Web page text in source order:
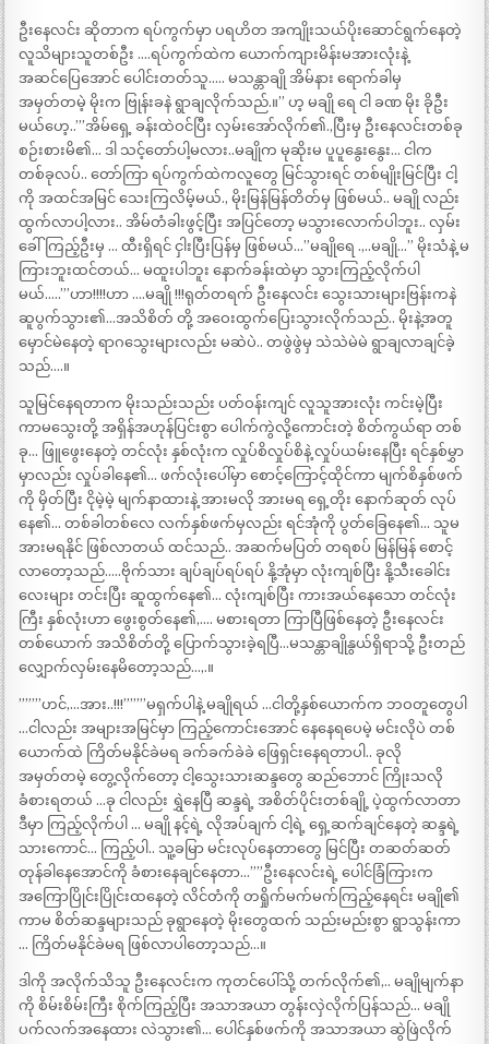
ဦးနေလင်း ဆိုတာက ရပ်ကွက်မှာ ပရဟိတ အကျိုးသယ်ပိုးဆောင်ရွက်နေတဲ့
လူသိများသူတစ်ဦး ….ရပ်ကွက်ထဲက ယောက်ကျားမိန်းမအားလုံးနဲ့
အဆင်ပြေအောင် ပေါင်းတတ်သူ….. မသန္တာချို အိမ်နား ရောက်ခါမှ
အမှတ်တမဲ့ မိုးက ဗြုန်းခနဲ ရွာချလိုက်သည်.။” ဟ့ မချို ရေ ငါ ခဏ မိုး ခိုဦး
မယ်ဟေ့..”’အိမ်ရှေ့ ခန်းထဲဝင်ပြီး လှမ်းအော်လိုက်၏.,ပြီးမှ ဦးနေလင်းတစ်ခု
စဉ်းစားမိ၏… ဒါ သင့်တော်ပါ့မလား..မချိုက မုဆိုးမ ပူပူနွေးနွေး… ငါက
တစ်ခုလပ်.. တော်ကြာ ရပ်ကွက်ထဲကလူတွေ မြင်သွားရင် တစ်မျိုးမြင်ပြီး ငါ့
ကို အထင်အမြင် သေးကြလိမ့်မယ်., မိုးမြန်မြန်တိတ်မှ ဖြစ်မယ်.. မချို လည်း
ထွက်လာပါ့လား.. အိမ်တံခါးဖွင့်ပြီး အပြင်တော့ မသွားလောက်ပါဘူး.. လှမ်း
ခေါ်ကြည့်ဦးမှ … ထီးရှိရင် ငှါးပြီးပြန်မှ ဖြစ်မယ်…”မချိုရေ .,..မချို…” မိုးသံနဲ့ မ
ကြားဘူးထင်တယ်… မထူးပါဘူး နောက်ခန်းထဲမှာ သွားကြည့်လိုက်ပါ
မယ်…..”’ဟာ!!!!ဟာ ….မချို !!!ရုတ်တရက် ဦးနေလင်း သွေးသားများဗြန်းကနဲ
ဆူပွက်သွား၏…အသိစိတ် တို့ အဝေးထွက်ပြေးသွားလိုက်သည်.. မိုးနဲ့အတူ
မှောင်မဲနေတဲ့ ရာဂသွေးများလည်း မဆဲပဲ.. တဖွဲဖွဲမှ သဲသဲမဲမဲ ရွာချလာချင်ခဲ့
သည်….။
သူမြင်နေရတာက မိုးသည်းသည်း ပတ်ဝန်းကျင် လူသူအားလုံး ကင်းမဲ့ပြီး
ကာမသွေးတို့ အရှိန်အဟုန်ပြင်းစွာ ပေါက်ကွဲလို့ကောင်းတဲ့ စိတ်ကွယ်ရာ တစ်
ခု… ဖြူဖွေးနေတဲ့ တင်လုံး နှစ်လုံးက လှုပ်စိလှုပ်စိနဲ့ လှုပ်ယမ်းနေပြီး ရင်နှစ်မွှာ
မှာလည်း လှုပ်ခါနေ၏… ဖက်လုံးပေါ်မှာ စောင့်ကြောင့်ထိုင်ကာ မျက်စိနှစ်ဖက်
ကို မှိတ်ပြီး ငိုမဲ့မဲ့ မျက်နာထားနဲ့ အားမလို အားမရ ရှေ့တိုး နောက်ဆုတ် လုပ်
နေ၏… တစ်ခါတစ်လေ လက်နှစ်ဖက်မှလည်း ရင်အုံကို ပွတ်ခြေနေ၏… သူမ
အားမရနိုင် ဖြစ်လာတယ် ထင်သည်.. အဆက်မပြတ် တရစပ် မြန်မြန် စောင့်
လာတော့သည်…..ဗိုက်သား ချပ်ချပ်ရပ်ရပ် နို့အုံမှာ လုံးကျစ်ပြီး နို့သီးခေါင်း
လေးများ တင်းပြီး ဆူထွက်နေ၏… လုံးကျစ်ပြီး ကားအယ်နေသော တင်လုံး
ကြီး နှစ်လုံးဟာ ဖွေးစွတ်နေ၏,…. မစားရတာ ကြာပြီဖြစ်နေတဲ့ ဦးနေလင်း
တစ်ယောက် အသိစိတ်တို့ ပြောက်သွားခဲ့ရပြီ…မသန္တာချိုနွယ်ရှိရာသို့ ဦးတည်
လျှောက်လှမ်းနေမိတော့သည်…,.။
”””’ဟင်,…အား..!!!”””’မရှက်ပါနဲ့ မချိုရယ် …ငါတို့နှစ်ယောက်က ဘဝတူတွေပါ
…ငါလည်း အများအမြင်မှာ ကြည့်ကောင်းအောင် နေနေရပေမဲ့ မင်းလိုပဲ တစ်
ယောက်ထဲ ကြိတ်မနိုင်ခဲမရ ခက်ခက်ခဲခဲ ဖြေရှင်းနေရတာပါ.. ခုလို
အမှတ်တမဲ့ တွေ့လိုက်တော့ ငါ့သွေးသားဆန္ဒတွေ ဆည်ဘောင် ကြိုးသလို
ခံစားရတယ် …ခု ငါလည်း ရွှဲနေပြီ ဆန္ဒရဲ့ အစိတ်ပိုင်းတစ်ချို့ ပဲ့ထွက်လာတာ
ဒီမှာ ကြည့်လိုက်ပါ … မချို နင့်ရဲ့ လိုအပ်ချက် ငါ့ရဲ့ ရှေ့ဆက်ချင်နေတဲ့ ဆန္ဒရဲ့
သားကောင်… ကြည့်ပါ.. သူ့ခမြာ မင်းလုပ်နေတာတွေ မြင်ပြီး တဆတ်ဆတ်
တုန်ခါနေအောင်ကို ခံစားနေချင်နေတာ…””ဦးနေလင်းရဲ့ ပေါင်ခြံကြားက
အကြောပြိုင်းပြိုင်းထနေတဲ့ လိင်တံကို တရှိုက်မက်မက်ကြည့်နေရင်း မချို၏
ကာမ စိတ်ဆန္ဒများသည် ခုရွာနေတဲ့ မိုးတွေထက် သည်းမည်းစွာ ရွာသွန်းကာ
… ကြိတ်မနိုင်ခဲမရ ဖြစ်လာပါတော့သည်…။
ဒါကို အလိုက်သိသူ ဦးနေလင်းက ကုတင်ပေါ်သို့ တက်လိုက်၏,.. မချိုမျက်နာ
ကို စိမ်းစိမ်းကြီး စိုက်ကြည့်ပြီး အသာအယာ တွန်းလှဲလိုက်ပြန်သည်… မချို
ပက်လက်အနေထား လဲသွား၏… ပေါင်နှစ်ဖက်ကို အသာအယာ ဆွဲဖြဲလိုက်